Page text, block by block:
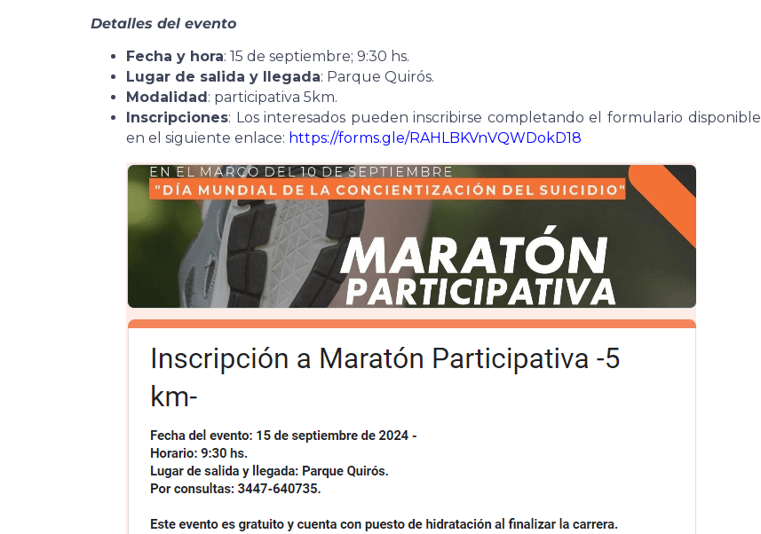
Detalles del evento
Fecha y hora: 15 de septiembre; 9:30 hs.
Lugar de salida y llegada: Parque Quirós.
Modalidad : participativa 5km.
Inscripciones: Los interesados pueden inscribirse completando el formulario disponible
en el siguiente enlace: https://forms.gle/RAHLBKVnVQWDokD18